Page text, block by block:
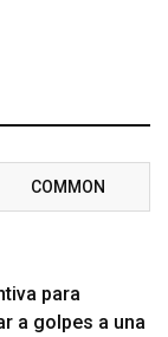
COMMON
para
a golpes a una